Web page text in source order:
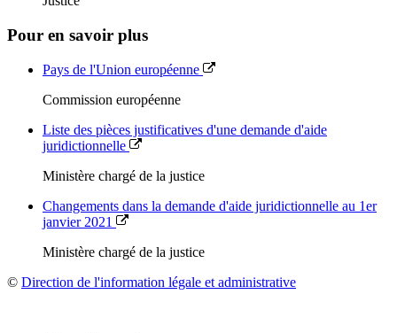
Pour en savoir plus
Pays de l'Union européenne
Commission européenne
Liste des pièces justificatives d'une demande d'aide
juridictionnelle
Ministère chargé de la justice
Changements dans la demande d'aide juridictionnelle au 1er
janvier 2021
Ministère chargé de la justice
© Direction de l'information légale et administrative